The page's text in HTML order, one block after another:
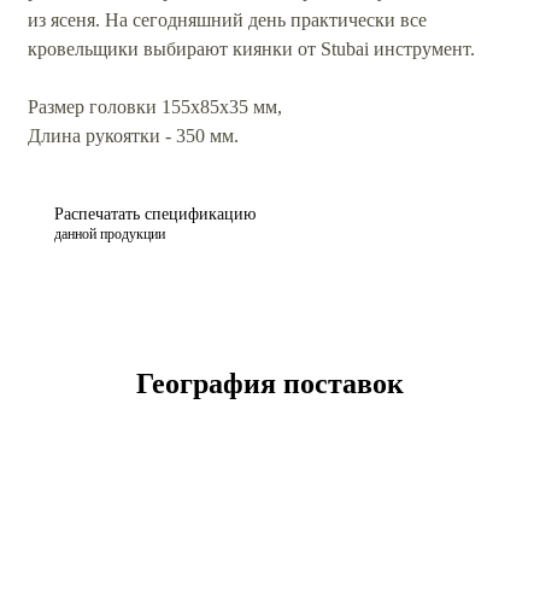
из ясеня. На сегодняшний день практически все
кровельщики выбирают киянки от Stubai инструмент.
Размер головки 155x85x35 мм,
Длина рукоятки - 350 мм.
Распечатать спецификацию
данной продукции
География поставок